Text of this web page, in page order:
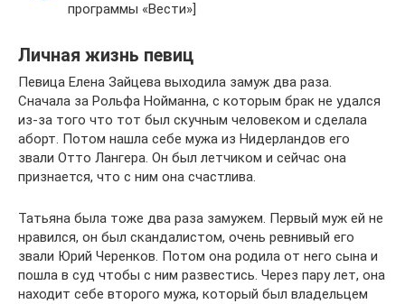
программы «Вести»]
Личная жизнь певиц
Певица Елена Зайцева выходила замуж два раза.
Сначала за Рольфа Нойманна, с которым брак не удался
из-за того что тот был скучным человеком и сделала
аборт. Потом нашла себе мужа из Нидерландов его
звали Отто Лангера. Он был летчиком и сейчас она
признается, что с ним она счастлива.
Татьяна была тоже два раза замужем. Первый муж ей не
нравился, он был скандалистом, очень ревнивый его
звали Юрий Черенков. Потом она родила от него сына и
пошла в суд чтобы с ним развестись. Через пару лет, она
находит себе второго мужа, который был владельцем